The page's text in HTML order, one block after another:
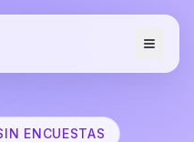
ENCUESTAS